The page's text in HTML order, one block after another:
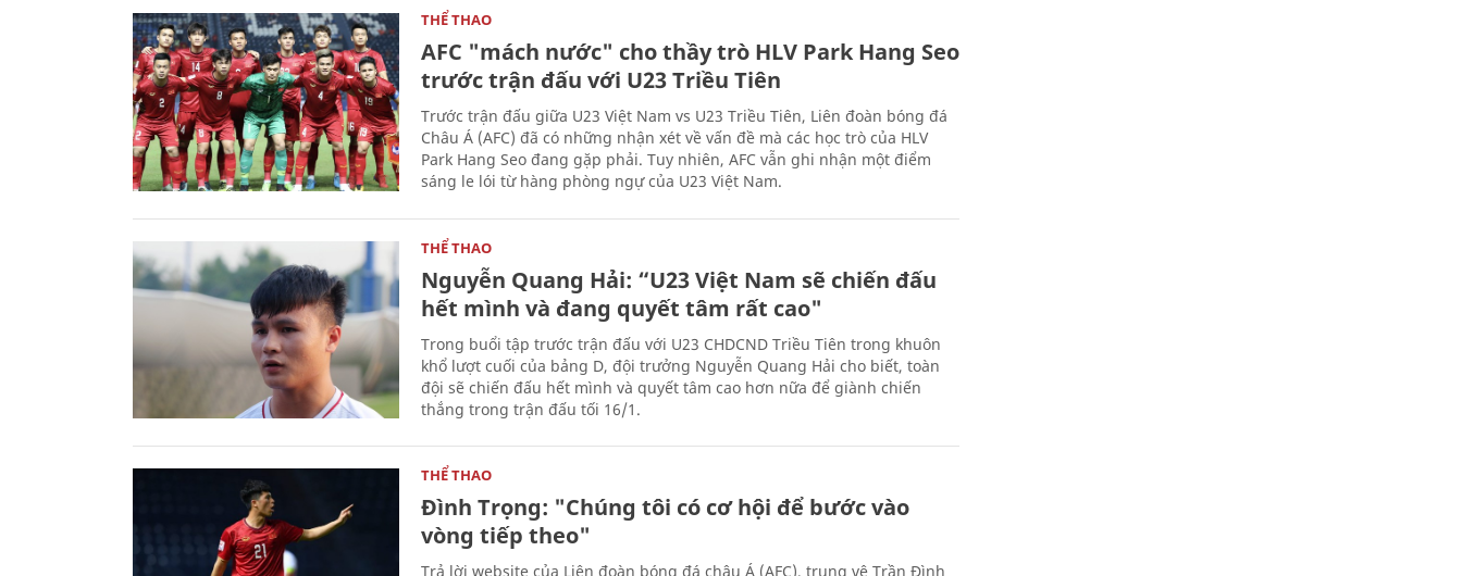
THỂ THAO
AFC "mách nước" cho thầy trò HLV Park Hang Seo
trước trận đấu với U23 Triều Tiên
Trước trận đấu giữa U23 Việt Nam vs U23 Triều Tiên, Liên đoàn bóng đá
Châu Á (AFC) đã có những nhận xét về vấn đề mà các học trò của HLV
Park Hang Seo đang gặp phải. Tuy nhiên, AFC vẫn ghi nhận một điểm
sáng le lói từ hàng phòng ngự của U23 Việt Nam.
THỂ THAO
Nguyễn Quang Hải: “U23 Việt Nam sẽ chiến đấu
hết mình và đang quyết tâm rất cao"
Trong buổi tập trước trận đấu với U23 CHDCND Triều Tiên trong khuôn
khổ lượt cuối của bảng D, đội trưởng Nguyễn Quang Hải cho biết, toàn
đội sẽ chiến đấu hết mình và quyết tâm cao hơn nữa để giành chiến
thắng trong trận đấu tối 16/1.
THỂ THAO
Đình Trọng: "Chúng tôi có cơ hội để bước vào
vòng tiếp theo"
Trả lời website của Liên đoàn bóng đá châu Á (AFC), trung vệ Trần Đình